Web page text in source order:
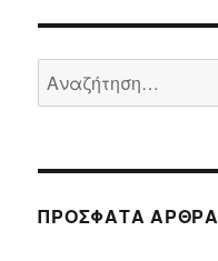
Αναζήτηση
για:
ΠΡΌΣΦΑΤΑ ΆΡΘΡΑ